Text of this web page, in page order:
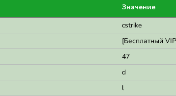
Значение
cstrike
[Бесплатный
47
d
l